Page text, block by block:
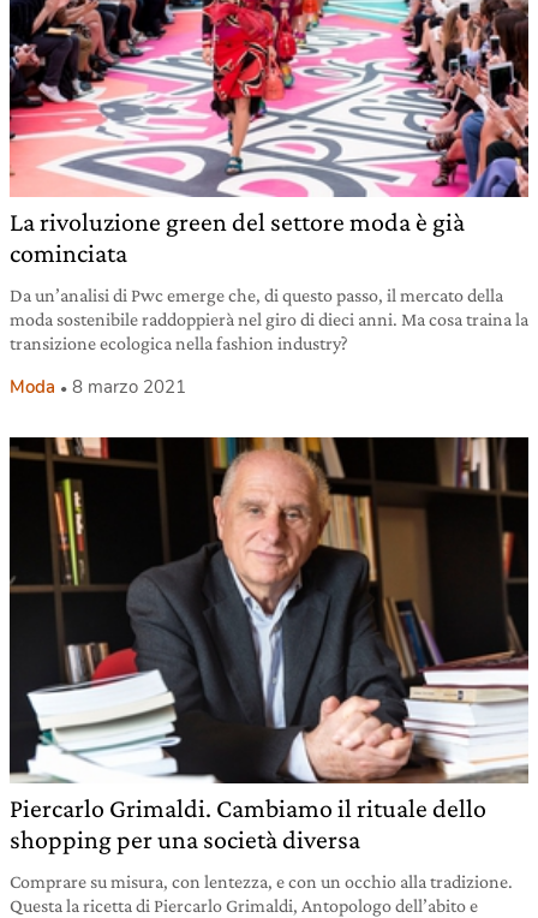
La rivoluzione green del settore moda è già
cominciata
Da un’analisi di Pwc emerge che, di questo passo, il mercato della
moda sostenibile raddoppierà nel giro di dieci anni. Ma cosa traina la
transizione ecologica nella fashion industry?
Moda 8 marzo 2021
Piercarlo Grimaldi. Cambiamo il rituale dello
shopping per una società diversa
Comprare su misura, con lentezza, e con un occhio alla tradizione.
Questa la ricetta di Piercarlo Grimaldi, Antopologo dell’abito e